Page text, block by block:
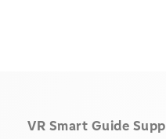
VR Smart Guide